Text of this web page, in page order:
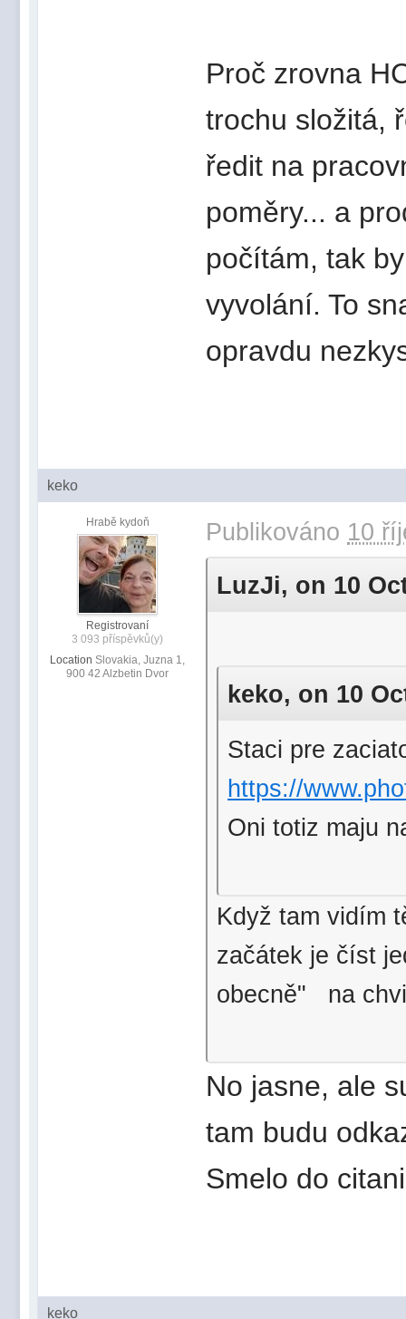
Proč zrovna
trochu složitá,
ředit na
poměry... a
počítám, tak
vyvolání. To
opravdu
keko
Hrabě kydoň
Registrovaní
3 093 příspěvků(y)
Location Slovakia, Juzna 1,
900 42 Alzbetin Dvor
Publikováno 10
LuzJi, on 10
keko, on 10
Staci pre
https://
Oni totiz maju
Když tam vidím
začátek je číst
obecně" na
No jasne, ale
tam budu
Smelo do
keko